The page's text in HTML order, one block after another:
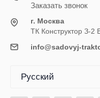
Заказать звонок
г. Москва
ТК Конструктор З-
info@sadovyj-